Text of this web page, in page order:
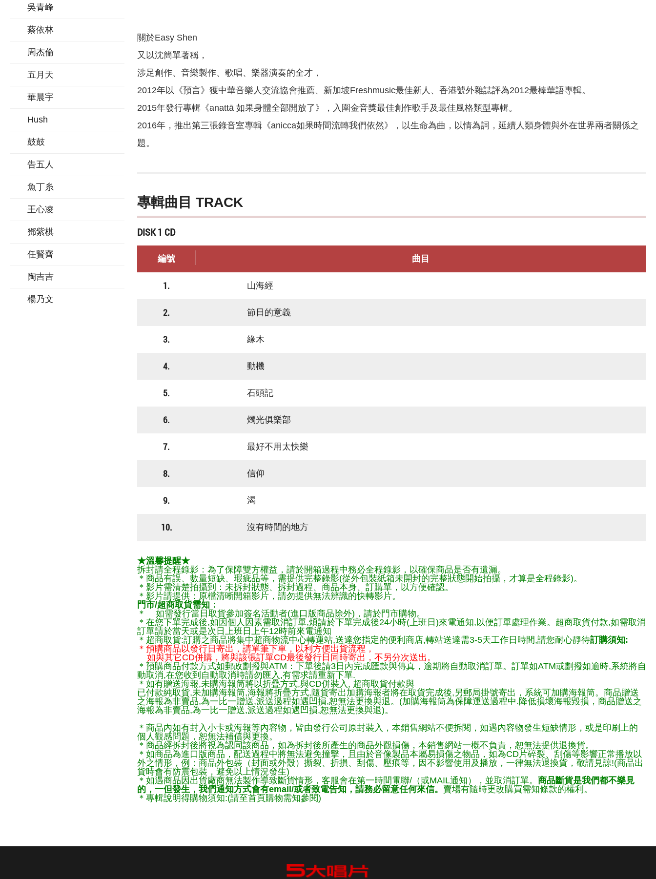
吳青峰
蔡依林
周杰倫
五月天
華晨宇
Hush
鼓鼓
告五人
魚丁糸
王心凌
鄧紫棋
任賢齊
陶吉吉
楊乃文
關於Easy Shen
又以沈簡單著稱，
涉足創作、音樂製作、歌唱、樂器演奏的全才，
2012年以《預言》獲中華音樂人交流協會推薦、新加坡Freshmusic最佳新人、香港號外雜誌評為2012最棒華語專輯。
2015年發行專輯《anattā 如果身體全部開放了》，入圍金音獎最佳創作歌手及最佳風格類型專輯。
2016年，推出第三張錄音室專輯《anicca如果時間流轉我們依然》，以生命為曲，以情為詞，延續人類身體與外在世界兩者關係之
題。
專輯曲目 TRACK
DISK 1 CD
編號 曲目
1. 山海經
2. 節日的意義
3. 緣木
4. 動機
5. 石頭記
6. 燭光俱樂部
7. 最好不用太快樂
8. 信仰
9. 渴
10. 沒有時間的地方
★溫馨提醒★
拆封請全程錄影：為了保障雙方權益，請於開箱過程中務必全程錄影，以確保商品是否有遺漏。
＊商品有誤、數量短缺、瑕疵品等，需提供完整錄影(從外包裝紙箱未開封的完整狀態開始拍攝，才算是全程錄影)。
＊影片需清楚拍攝到：未拆封狀態、拆封過程、商品本身、訂購單，以方便確認。
＊影片請提供：原檔清晰開箱影片，請勿提供無法辨識的快轉影片。
門市/超商取貨需知：
＊ 如需發行當日取貨參加簽名活動者(進口版商品除外)，請於門市購物。
＊在您下單完成後,如因個人因素需取消訂單,煩請於下單完成後24小時(上班日)來電通知,以便訂單處理作業。超商取貨付款,如需取消
訂單請於當天或是次日上班日上午12時前來電通知
＊超商取貨:訂購之商品將集中超商物流中心轉運站,送達您指定的便利商店,轉站送達需3-5天工作日時間,請您耐心靜待訂購須知:
＊預購商品以發行日寄出，請單筆下單，以利方便出貨流程，
如與其它CD併購，將與該張訂單CD最後發行日同時寄出，不另分次送出。
＊預購商品付款方式如郵政劃撥與ATM：下單後請3日內完成匯款與傳真，逾期將自動取消訂單。訂單如ATM或劃撥如逾時,系統將自
動取消,在您收到自動取消時請勿匯入,有需求請重新下單.
＊如有贈送海報,未購海報筒將以折疊方式,與CD併裝入, 超商取貨付款與
已付款純取貨,未加購海報筒,海報將折疊方式,隨貨寄出加購海報者將在取貨完成後,另郵局掛號寄出，系統可加購海報筒。商品贈送
之海報為非賣品,為一比一贈送,派送過程如遇凹損,恕無法更換與退。(加購海報筒為保障運送過程中.降低損壞海報毀損，商品贈送之
海報為非賣品,為一比一贈送,派送過程如遇凹損,恕無法更換與退)。
＊商品內如有封入小卡或海報等內容物，皆由發行公司原封裝入，本銷售網站不便拆閱，如遇內容物發生短缺情形，或是印刷上的
個人觀感問題，恕無法補償與更換。
＊商品經拆封後將視為認同該商品，如為拆封後所產生的商品外觀損傷，本銷售網站一概不負責，恕無法提供退換貨。
＊如商品為進口版商品，配送過程中將無法避免撞擊，且由於音像製品本屬易損傷之物品，如為CD片碎裂、刮傷等影響正常播放以
外之情形，例：商品外包裝（封面或外殼）撕裂、折損、刮傷、壓痕等，因不影響使用及播放，一律無法退換貨，敬請見諒!(商品出
貨時會有防震包裝，避免以上情況發生)
＊如遇商品因出貨廠商無法製作導致斷貨情形，客服會在第一時間電聯/（或MAIL通知），並取消訂單。 商品斷貨是我們都不樂見
的，一但發生，我們通知方式會有email/或者致電告知，請務必留意任何來信。 賣場有隨時更改購買需知條款的權利。
＊專輯說明得購物須知:(請至首頁購物需知參閱)